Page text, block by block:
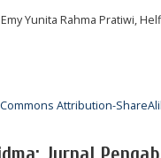
Yunita Rahma Pratiwi,
Attribution-